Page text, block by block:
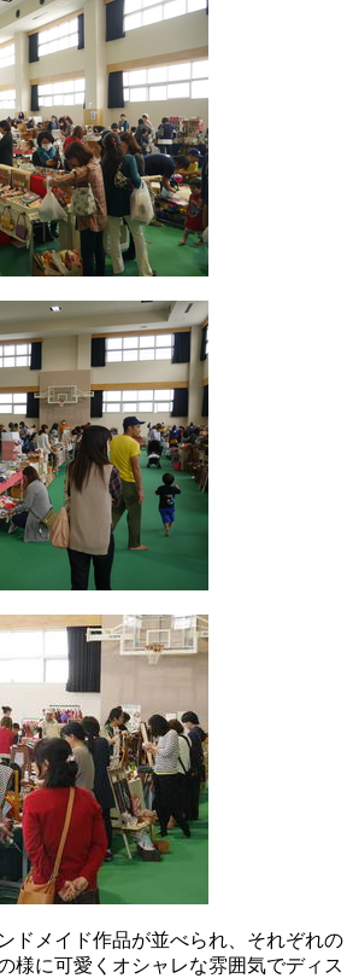
ドメイド作品が並べられ、それぞれの
様に可愛くオシャレな雰囲気でディス